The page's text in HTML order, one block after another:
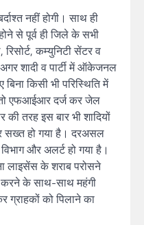
नहीं होगी। साथ ही
से पूर्व ही जिले के सभी
कम्युनिटी सेंटर व
शादी व पार्टी में ऑकेजनल
किसी भी परिस्थिति में
तो एफआईआर दर्ज कर जेल
की तरह इस बार भी शादियों
सख्त हो गया है। दरअसल
और अलर्ट हो गया है।
लाइसेंस के शराब परोसने
करने के साथ-साथ महंगी
ग्राहकों को पिलाने का